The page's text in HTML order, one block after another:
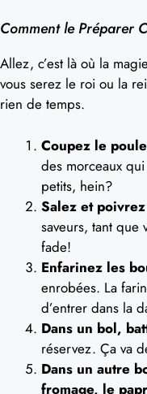
Comment le Préparer
Allez, c’est là où la
vous serez le roi ou la
rien de temps.
Coupez le
des morceaux
petits, hein?
Salez et poivrez
saveurs, tant que
fade!
Enfarinez les
enrobées. La
d’entrer dans la
Dans un bol,
réservez. Ça va
Dans un autre
fromage, le